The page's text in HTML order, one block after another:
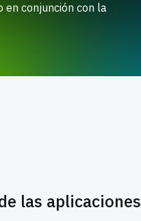
en conjunción con la
las aplicaciones